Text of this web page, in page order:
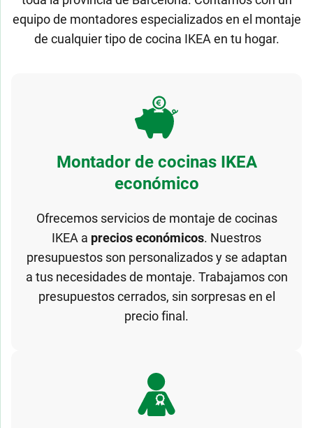
equipo de montadores especializados en el montaje
de cualquier tipo de cocina IKEA en tu hogar.
Montador de cocinas IKEA
económico
Ofrecemos servicios de montaje de cocinas
IKEA a precios económicos. Nuestros
presupuestos son personalizados y se adaptan
a tus necesidades de montaje. Trabajamos con
presupuestos cerrados, sin sorpresas en el
precio final.